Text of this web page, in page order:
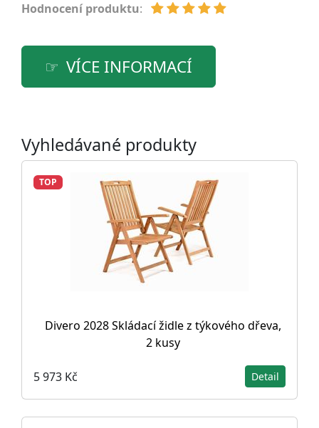
Hodnocení produktu:
VÍCE INFORMACÍ
Vyhledávané produkty
TOP
Divero 2028 Skládací židle z týkového dřeva,
2 kusy
5 973 Kč Detail